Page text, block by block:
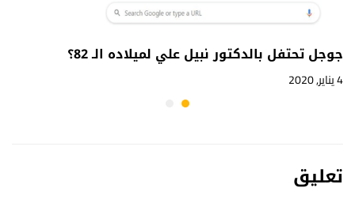
جوجل تحتفل بالدكتور نبيل علي لميلاده الـ 82؟
4 يناير, 2020
تعليق